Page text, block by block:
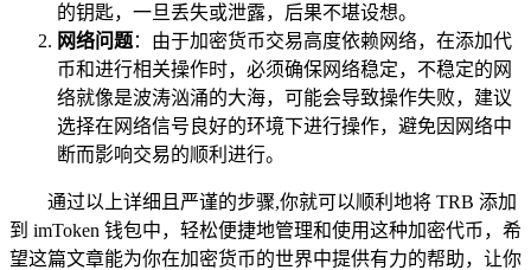
的钥匙，一旦丢失或泄露，后果不堪设想。
网络问题：由于加密货币交易高度依赖网络，在添加代
币和进行相关操作时，必须确保网络稳定，不稳定的网
络就像是波涛汹涌的大海，可能会导致操作失败，建议
选择在网络信号良好的环境下进行操作，避免因网络中
断而影响交易的顺利进行。
通过以上详细且严谨的步骤,你就可以顺利地将 TRB 添加
到 imToken 钱包中，轻松便捷地管理和使用这种加密代币，希
望这篇文章能为你在加密货币的世界中提供有力的帮助，让你